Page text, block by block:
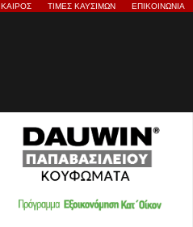
ΚΑΙΡΟΣ ΤΙΜΕΣ ΚΑΥΣΙΜΩΝ ΕΠΙΚΟΙΝΩΝΙΑ